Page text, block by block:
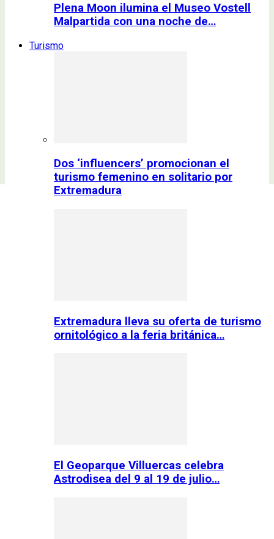
Plena Moon ilumina el Museo Vostell
Malpartida con una noche de…
Turismo
Dos ‘influencers’ promocionan el
turismo femenino en solitario por
Extremadura
Extremadura lleva su oferta de turismo
ornitológico a la feria británica…
El Geoparque Villuercas celebra
Astrodisea del 9 al 19 de julio…